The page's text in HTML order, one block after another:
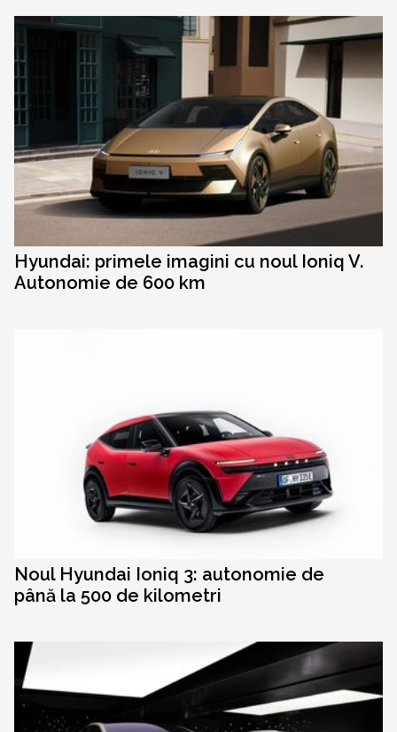
Hyundai: primele imagini cu noul Ioniq V.
Autonomie de 600 km
Noul Hyundai Ioniq 3: autonomie de
până la 500 de kilometri